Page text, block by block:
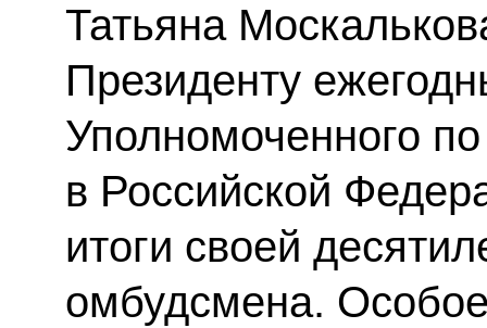
Татьяна
Президенту
Уполномоченного
в Российской
итоги своей
омбудсмена.